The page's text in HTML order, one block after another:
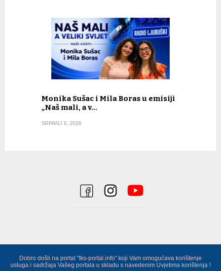
Monika Sušac i Mila Boras u emisiji
„Naš mali, a v…
SRPANJ 6, 2026
Dobro došli na portal "Iks-portal.info" koji Vam omogućava korištenje
usluga i sadržaja Vašeg portala u skladu s navedenim Uvjetima korištenja !